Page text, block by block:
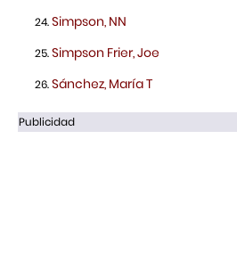
Simpson, NN
Simpson Frier, Joe
Sánchez, María T
Publicidad